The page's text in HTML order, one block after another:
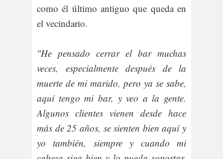
como él último antiguo que queda en
el vecindario.
"He pensado cerrar el bar muchas
veces, especialmente después de la
muerte de mi marido, pero ya se sabe,
aquí tengo mi bar, y veo a la gente.
Algunos clientes vienen desde hace
más de 25 años, se sienten bien aquí y
yo también, siempre y cuando mi